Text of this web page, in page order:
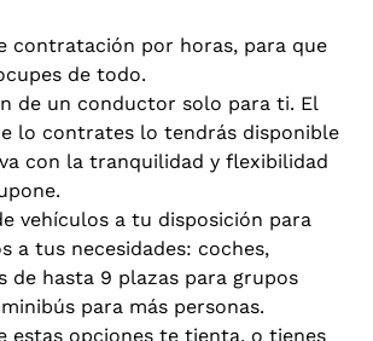
contratación por horas, para que
de todo.
de un conductor solo para ti. El
lo contrates lo tendrás disponible
con la tranquilidad y flexibilidad
vehículos a tu disposición para
a tus necesidades: coches,
de hasta 9 plazas para grupos
para más personas.
estas opciones te tienta, o tienes